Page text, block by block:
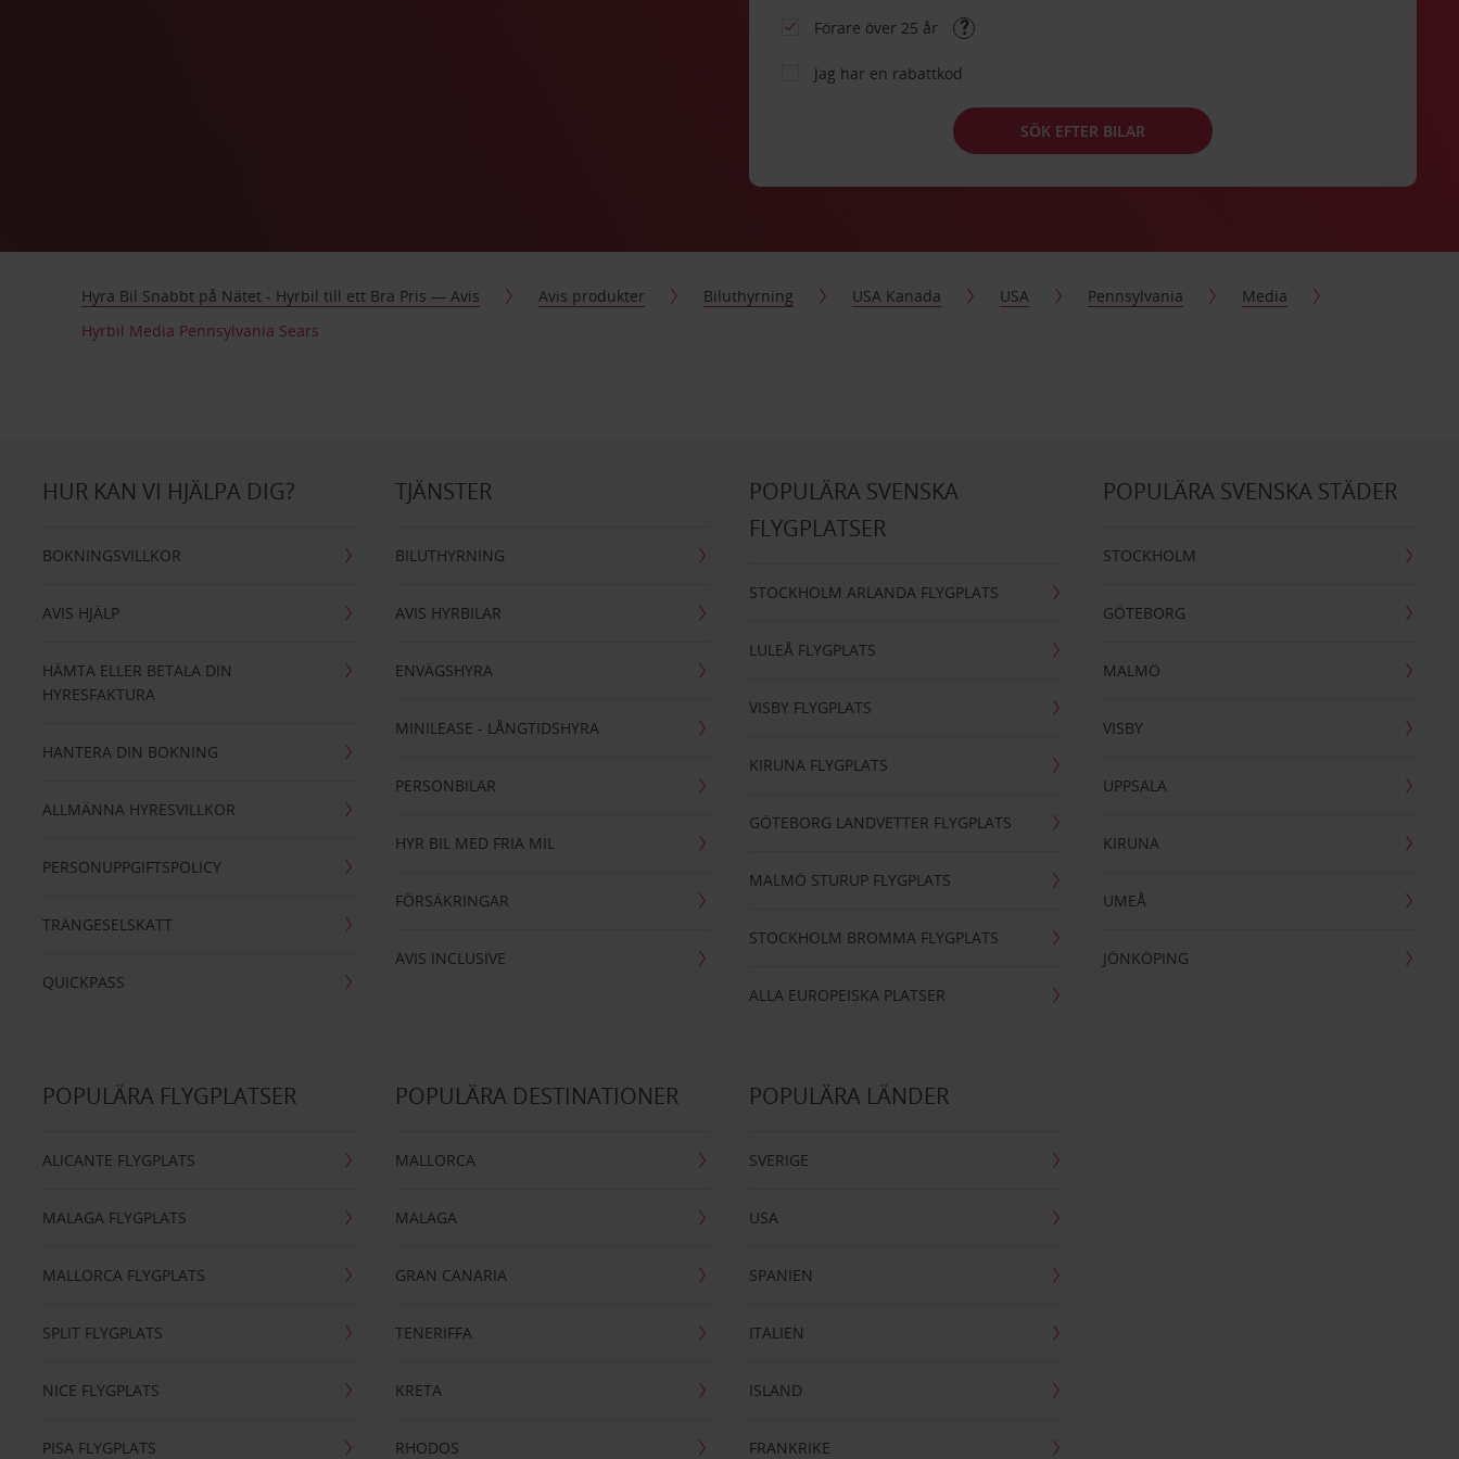
Förare över 25 år
Jag har en rabattkod
SÖK EFTER BILAR
Hyra Bil Snabbt på Nätet - Hyrbil till ett Bra Pris — Avis Avis produkter Biluthyrning USA Kanada USA Pennsylvania
Media
Hyrbil Media Pennsylvania Sears
HUR KAN VI HJÄLPA DIG?
BOKNINGSVILLKOR
AVIS HJÄLP
HÄMTA ELLER BETALA DIN
HYRESFAKTURA
HANTERA DIN BOKNING
ALLMÄNNA HYRESVILLKOR
PERSONUPPGIFTSPOLICY
TRÄNGESELSKATT
QUICKPASS
TJÄNSTER
BILUTHYRNING
AVIS HYRBILAR
ENVÄGSHYRA
MINILEASE - LÅNGTIDSHYRA
PERSONBILAR
HYR BIL MED FRIA MIL
FÖRSÄKRINGAR
AVIS INCLUSIVE
POPULÄRA SVENSKA
FLYGPLATSER
STOCKHOLM ARLANDA FLYGPLATS
LULEÅ FLYGPLATS
VISBY FLYGPLATS
KIRUNA FLYGPLATS
GÖTEBORG LANDVETTER FLYGPLATS
MALMÖ STURUP FLYGPLATS
STOCKHOLM BROMMA FLYGPLATS
ALLA EUROPEISKA PLATSER
POPULÄRA SVENSKA STÄDER
STOCKHOLM
GÖTEBORG
MALMÖ
VISBY
UPPSALA
KIRUNA
UMEÅ
JÖNKÖPING
POPULÄRA FLYGPLATSER
ALICANTE FLYGPLATS
MALAGA FLYGPLATS
MALLORCA FLYGPLATS
SPLIT FLYGPLATS
NICE FLYGPLATS
PISA FLYGPLATS
POPULÄRA DESTINATIONER
MALLORCA
MALAGA
GRAN CANARIA
TENERIFFA
KRETA
RHODOS
POPULÄRA LÄNDER
SVERIGE
USA
SPANIEN
ITALIEN
ISLAND
FRANKRIKE